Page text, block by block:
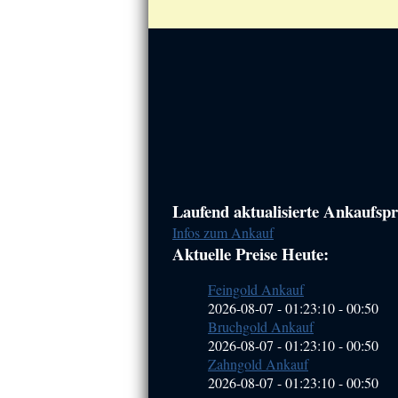
Haupt-
Sidebar
(Primary)
Laufend aktualisierte
Infos zum Ankauf
Aktuelle Preise Heute:
Feingold Ankauf
2026-08-07 - 01:23:10-00:50
Bruchgold Ankauf
2026-08-07 - 01:23:10-00:50
Zahngold Ankauf
2026-08-07 - 01:23:10-00:50